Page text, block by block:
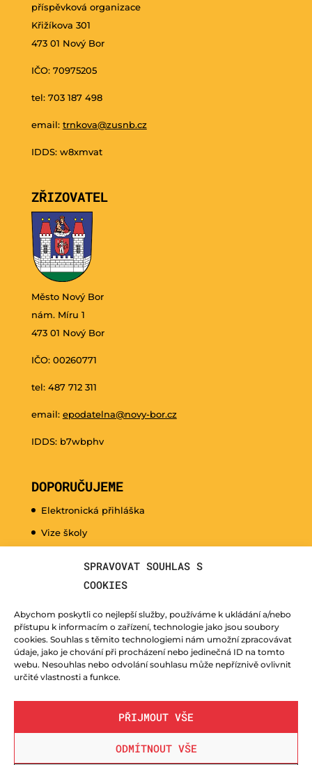
SPRAVOVAT SOUHLAS S
COOKIES
Abychom poskytli co nejlepší služby, používáme k ukládání a/nebo
přístupu k informacím o zařízení, technologie jako jsou soubory
cookies. Souhlas s těmito technologiemi nám umožní zpracovávat
údaje, jako je chování při procházení nebo jedinečná ID na tomto
webu. Nesouhlas nebo odvolání souhlasu může nepříznivě ovlivnit
určité vlastnosti a funkce.
PŘIJMOUT VŠE
ODMÍTNOUT VŠE
příspěvková organizace
Křižíkova 301
473 01 Nový Bor
IČO: 70975205
tel: 703 187 498
email: trnkova@zusnb.cz
IDDS: w8xmvat
ZŘIZOVATEL
Město Nový Bor
nám. Míru 1
473 01 Nový Bor
IČO: 00260771
tel: 487 712 311
email: epodatelna@novy-bor.cz
IDDS: b7wbphv
DOPORUČUJEME
Elektronická přihláška
Vize školy
Kurzy pro veřejnost
Fotogalerie
Učitelé
© ZUŠ Nový Bor - vytvořila společnost